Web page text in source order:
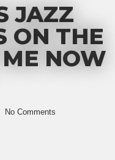
JAZZ
ON THE
NOW
No Comments